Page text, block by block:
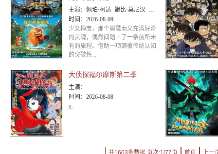
主演： 佩珀·柯达 鲍比·莫尼汉 乔恩·哈姆 凯茜·纳基麦 戴夫·弗兰科 爱德华多·弗兰科 梅丽莎·维亚西诺
时间： 2026-08-09
少女梅宝，那个聪慧而又充满好奇
的灵魂，偶然间踏上了一条前所未
有的旅程。借助一项颠覆传统认知
的突破性....
大侦探福尔摩斯第二季
主演：
时间： 2026-08-08
g..
共1603条数据 页次:1/77页 首页 上一